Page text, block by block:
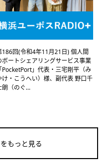
186回(令和4年11月21日) 個人間
ボートシェアリングサービス事業
「PocketPort」代表・三宅剛平（み
け・こうへい）様、副代表 野口千
朗（のぐ…
もっと見る